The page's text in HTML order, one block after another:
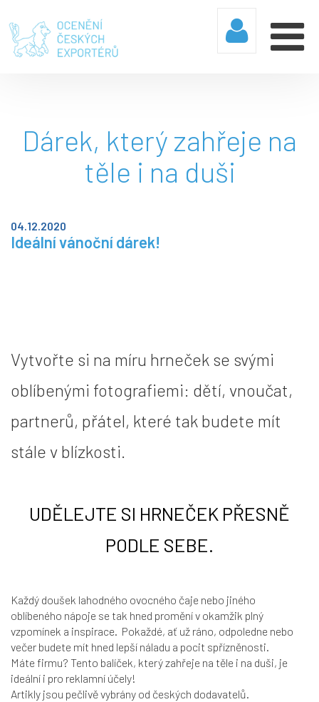
Dárek, který zahřeje na
těle i na duši
04.12.2020
Ideální vánoční dárek!
Vytvořte si na míru hrneček se svými
oblíbenými fotografiemi: dětí, vnoučat,
partnerů, přátel, které tak budete mít
stále v blízkosti.
UDĚLEJTE SI HRNEČEK PŘESNĚ
PODLE SEBE.
Každý doušek lahodného ovocného čaje nebo jiného
oblíbeného nápoje se tak hned promění v okamžik plný
vzpomínek a inspirace. Pokaždé, ať už ráno, odpoledne nebo
večer budete mít hned lepší náladu a pocit spřízněnosti.
Máte firmu? Tento balíček, který zahřeje na těle i na duši, je
ideální i pro reklamní účely!
Artikly jsou pečlivě vybrány od českých dodavatelů.